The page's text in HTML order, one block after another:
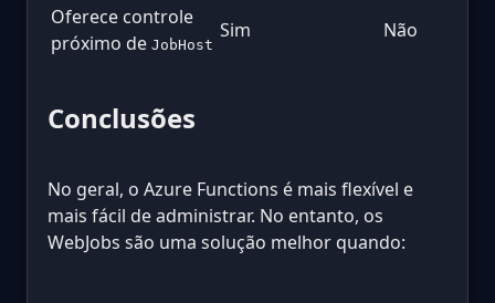
Oferece controle
próximo de JobHost
Sim Não
Conclusões
No geral, o Azure Functions é mais flexível e
mais fácil de administrar. No entanto, os
WebJobs são uma solução melhor quando: